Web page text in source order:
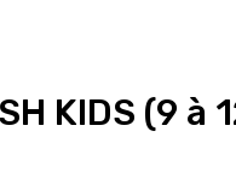
KIDS (9 à